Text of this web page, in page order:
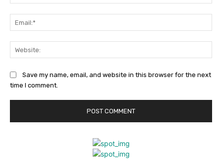
Save my name, email, and website in this browser for the next
time I comment.